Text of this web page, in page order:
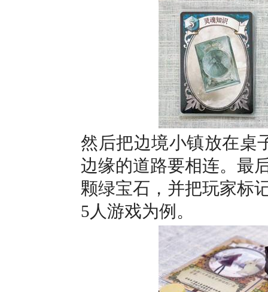
然后把边境小镇放在桌
边缘的道路要相连。最
颗绿宝石，并把玩家标
5人游戏为例。